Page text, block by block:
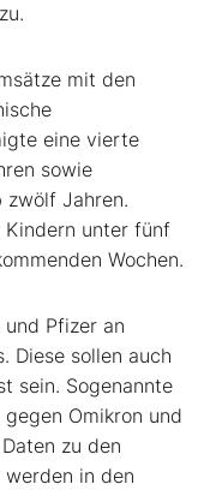
mit den
eine vierte
sowie
zwölf Jahren.
unter fünf
Wochen.
Pfizer an
Diese sollen auch
sein. Sogenannte
Omikron und
zu den
in den